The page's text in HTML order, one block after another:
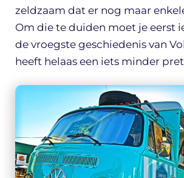
zeldzaam dat er nog maar
Om die te duiden moet je eerst
de vroegste geschiedenis van
heeft helaas een iets minder